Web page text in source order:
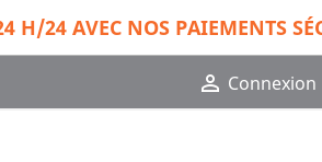
H/24 AVEC NOS PAIEMENTS
 Connexion